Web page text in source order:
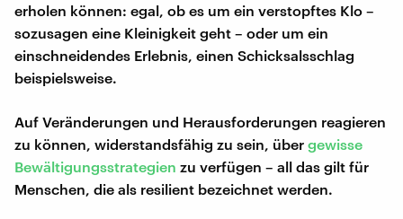
erholen können: egal, ob es um ein verstopftes Klo –
sozusagen eine Kleinigkeit geht – oder um ein
einschneidendes Erlebnis, einen Schicksalsschlag
beispielsweise.
Auf Veränderungen und Herausforderungen reagieren
zu können, widerstandsfähig zu sein, über gewisse
Bewältigungsstrategien zu verfügen – all das gilt für
Menschen, die als resilient bezeichnet werden.